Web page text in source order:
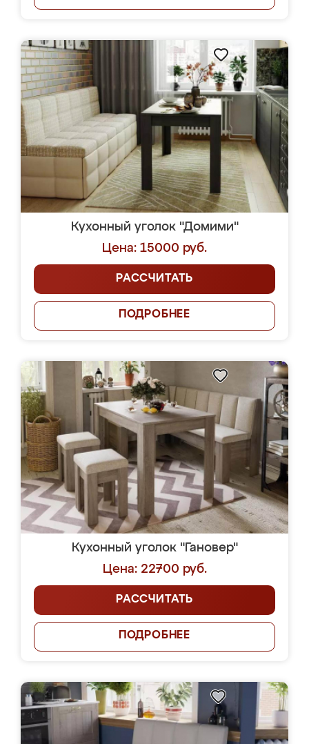
Кухонный уголок "Домими"
Цена: 15000 руб.
РАССЧИТАТЬ
ПОДРОБНЕЕ
Кухонный уголок "Гановер"
Цена: 22700 руб.
РАССЧИТАТЬ
ПОДРОБНЕЕ